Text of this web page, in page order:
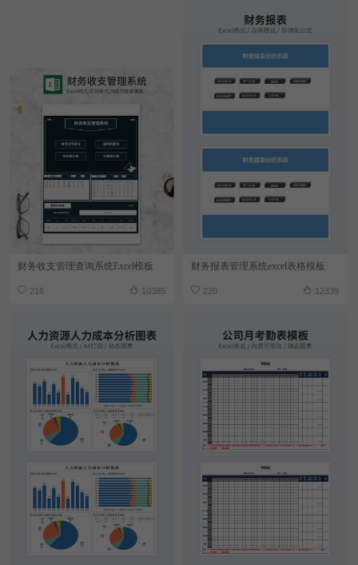
财务收支管理查询系统Excel模板
216 10385
财务报表管理系统excel表格模板
220 12339